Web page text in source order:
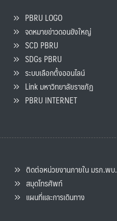
PBRU LOGO
จดหมายข่าวดอนขังใหญ่
SCD PBRU
SDGs PBRU
ระบบเลือกตั้งออนไลน์
Link มหาวิทยาลัยราชภัฏ
PBRU INTERNET
ติดต่อหน่วยงานภายใน มรภ.พบ.
สมุดโทรศัพท์
แผนที่และการเดินทาง